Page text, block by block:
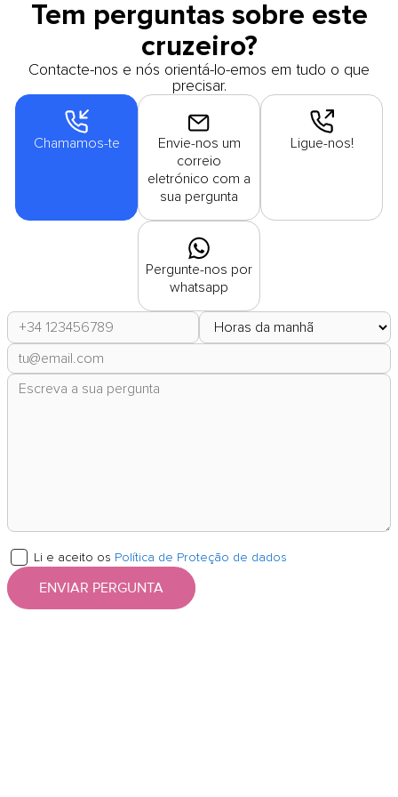
Tem perguntas sobre este
cruzeiro?
Contacte-nos e nós orientá-lo-emos em tudo o que
precisar.
Chamamos-te
Envie-nos um
correio
eletrónico com a
sua pergunta
Ligue-nos!
Pergunte-nos por
whatsapp
Li e aceito os Política de Proteção de dados
ENVIAR PERGUNTA